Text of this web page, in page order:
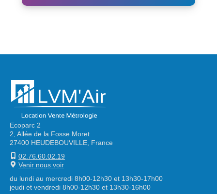
vide.
Ecoparc 2
2, Allée de la Fosse Moret
27400 HEUDEBOUVILLE, France
02.76.60.02.19
Venir nous voir
du lundi au mercredi 8h00-12h30 et 13h30-17h00
jeudi et vendredi 8h00-12h30 et 13h30-16h00